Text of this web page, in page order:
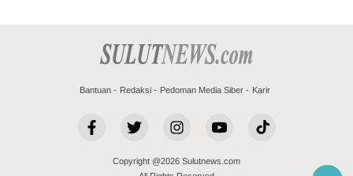
Bantuan Redaksi Pedoman Media Siber Karir
Copyright @2026 Sulutnews.com